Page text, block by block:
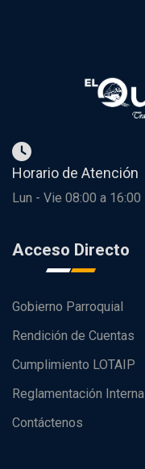
Horario de Atención
Lun - Vie 08:00 a 16:00
Acceso Directo
Gobierno Parroquial
Rendición de Cuentas
Cumplimiento LOTAIP
Reglamentación Interna
Contáctenos